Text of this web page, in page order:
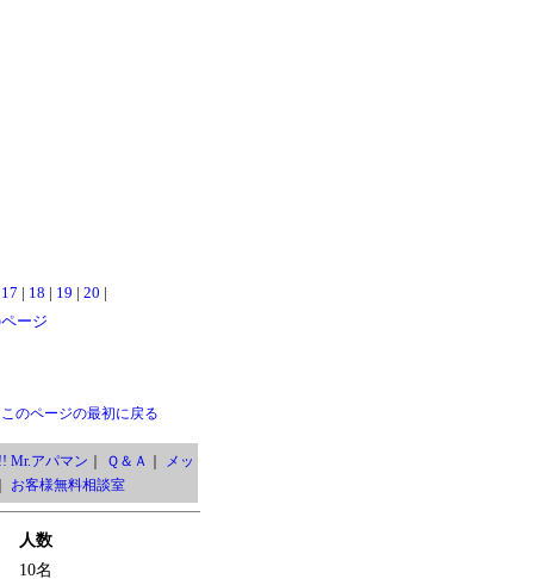
17 | 18 | 19 | 20 |
ージ
このページの最初に戻る
Mr.アパマン Ｑ＆Ａ
メッ
お客様無料相談室
人数
10名